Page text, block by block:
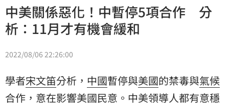
中美關係惡化！中暫停5項合作 分
析：11月才有機會緩和
2022/08/06 22:26:00
學者宋文笛分析， 中國暫停與美國的禁毒與氣候
合作，意在影響美國民意。中美領導人都有意穩